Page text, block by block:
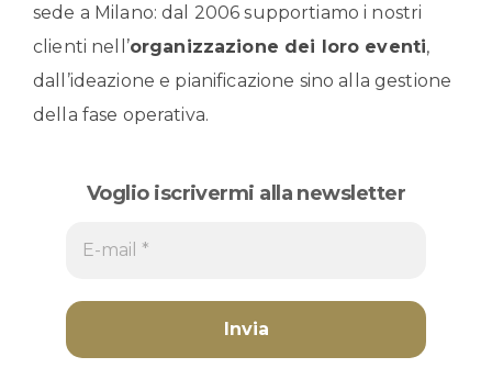
sede a Milano: dal 2006 supportiamo i nostri
clienti nell’organizzazione dei loro eventi,
dall’ideazione e pianificazione sino alla gestione
della fase operativa.
Voglio iscrivermi alla newsletter